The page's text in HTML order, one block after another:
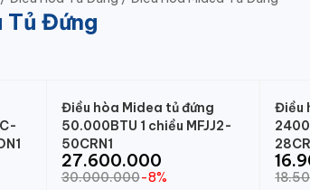
Tủ Đứng
Điều hòa Midea tủ đứng
50.000BTU 1 chiều MFJJ2-
50CRN1
27.600.000
30.000.000-8%
Điều